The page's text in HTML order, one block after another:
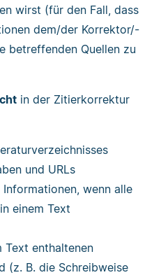
wirst (für den Fall, dass
dem/der Korrektor/-
betreffenden Quellen zu
in der Zitierkorrektur
und URLs
wenn alle
einem Text
Text enthaltenen
(z. B. die Schreibweise